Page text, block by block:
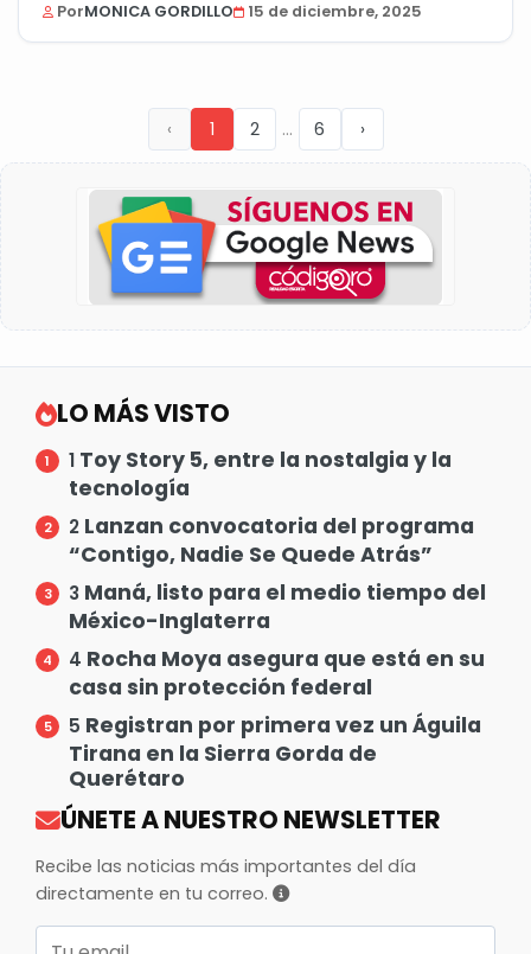
PorMONICA GORDILLO 15 de diciembre, 2025
‹ 1 2 ... 6 ›
LO MÁS VISTO
1 Toy Story 5, entre la nostalgia y la
tecnología
2 Lanzan convocatoria del programa
“Contigo, Nadie Se Quede Atrás”
3 Maná, listo para el medio tiempo del
México-Inglaterra
4 Rocha Moya asegura que está en su
casa sin protección federal
5 Registran por primera vez un Águila
Tirana en la Sierra Gorda de
Querétaro
ÚNETE A NUESTRO NEWSLETTER
Recibe las noticias más importantes del día
directamente en tu correo.